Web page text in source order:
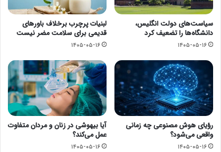
سیاست‌های دولت انگلیس،
دانشگاه‌ها را تضعیف کرد
۱۴۰۵-۰۵-۱۶
لبنیات پرچرب برخلاف باورهای
قدیمی برای سلامت مضر نیست
۱۴۰۵-۰۵-۱۶
رؤیای هوش مصنوعی چه زمانی
واقعی می‌شود؟
۱۴۰۵-۰۵-۱۶
آیا بیهوشی در زنان و مردان متفاوت
عمل می‌کند؟
۱۴۰۵-۰۵-۱۶